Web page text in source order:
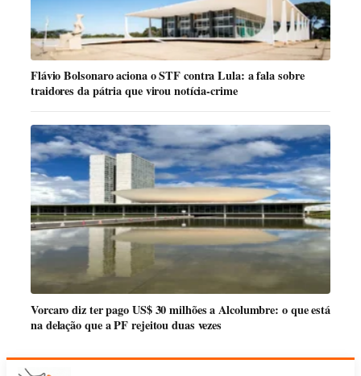
Flávio Bolsonaro aciona o STF contra Lula: a fala sobre
traidores da pátria que virou notícia-crime
Vorcaro diz ter pago US$ 30 milhões a Alcolumbre: o que está
na delação que a PF rejeitou duas vezes